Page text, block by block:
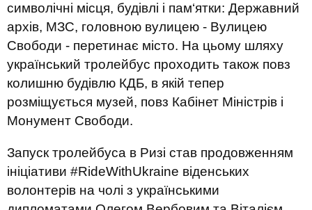
символічні місця, будівлі і пам‘ятки: Державний
архів, МЗС, головною вулицею - Вулицею
Свободи - перетинає місто. На цьому шляху
український тролейбус проходить також повз
колишню будівлю КДБ, в якій тепер
розміщується музей, повз Кабінет Міністрів і
Монумент Свободи.
Запуск тролейбуса в Ризі став продовженням
ініціативи #RideWithUkraine віденських
волонтерів на чолі з українськими